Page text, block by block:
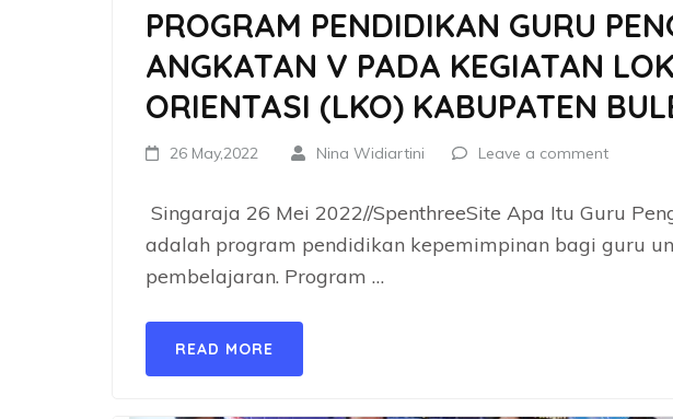
PROGRAM PENDIDIKAN GURU
ANGKATAN V PADA KEGIATAN
ORIENTASI (LKO) KABUPATEN
26 May,2022 Nina Widiartini Leave a comment
Singaraja 26 Mei 2022//SpenthreeSite Apa Itu Guru
adalah program pendidikan kepemimpinan bagi guru
pembelajaran. Program …
READ MORE